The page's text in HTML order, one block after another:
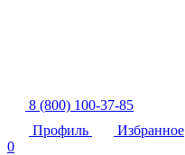
8 (800) 100-37-85
Профиль
Избранное
0